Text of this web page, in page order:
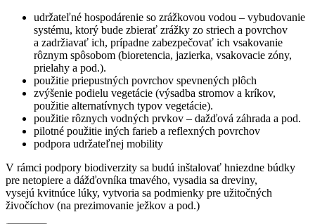
udržateľné hospodárenie so zrážkovou vodou – vybudovanie
systému, ktorý bude zbierať zrážky zo striech a povrchov
a zadržiavať ich, prípadne zabezpečovať ich vsakovanie
rôznym spôsobom (bioretencia, jazierka, vsakovacie zóny,
prielahy a pod.).
použitie priepustných povrchov spevnených plôch
zvýšenie podielu vegetácie (výsadba stromov a kríkov,
použitie alternatívnych typov vegetácie).
použitie rôznych vodných prvkov – dažďová záhrada a pod.
pilotné použitie iných farieb a reflexných povrchov
podpora udržateľnej mobility
V rámci podpory biodiverzity sa budú inštalovať hniezdne búdky
pre netopiere a dážďovníka tmavého, vysadia sa dreviny,
vysejú kvitnúce lúky, vytvoria sa podmienky pre užitočných
živočíchov (na prezimovanie ježkov a pod.)